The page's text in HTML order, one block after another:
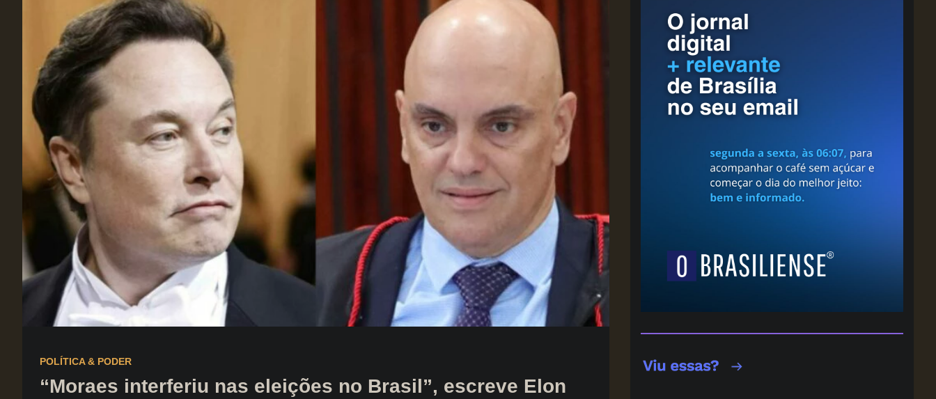
POLÍTICA & PODER
“Moraes interferiu nas eleições no Brasil”, escreve Elon